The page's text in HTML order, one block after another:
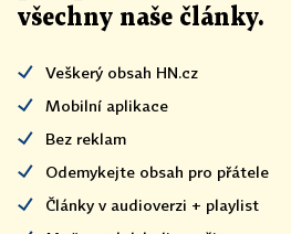
všechny naše články.
Veškerý obsah HN.cz
Mobilní aplikace
Bez reklam
Odemykejte obsah pro přátele
Články v audioverzi + playlist